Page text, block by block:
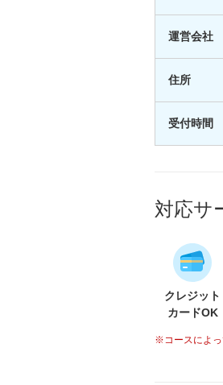
運営会社
住所
受付時間
対応サ
クレジット
カードOK
※コースによっ